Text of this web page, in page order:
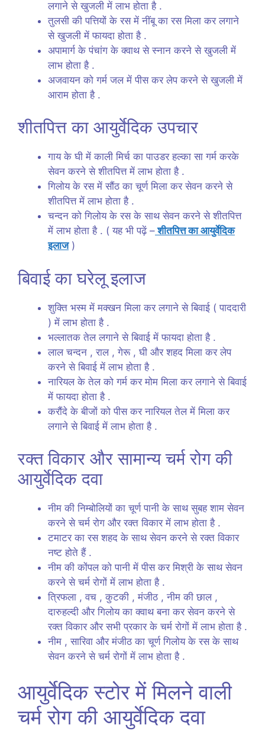
लगाने से खुजली में लाभ होता है .
तुलसी की पत्तियों के रस में नींबू का रस मिला कर लगाने
से खुजली में फायदा होता है .
अपामार्ग के पंचांग के क्वाथ से स्नान करने से खुजली में
लाभ होता है .
अजवायन को गर्म जल में पीस कर लेप करने से खुजली में
आराम होता है .
शीतपित्त का आयुर्वेदिक उपचार
गाय के घी में काली मिर्च का पाउडर हल्का सा गर्म करके
सेवन करने से शीतपित्त में लाभ होता है .
गिलोय के रस में सौंठ का चूर्ण मिला कर सेवन करने से
शीतपित्त में लाभ होता है .
चन्दन को गिलोय के रस के साथ सेवन करने से शीतपित्त
में लाभ होता है . ( यह भी पढ़ें –शीतपित्त का आयुर्वेदिक
इलाज)
बिवाई का घरेलू इलाज
शुक्ति भस्म में मक्खन मिला कर लगाने से बिवाई ( पाददारी
) में लाभ होता है .
भल्लातक तेल लगाने से बिवाई में फायदा होता है .
लाल चन्दन , राल , गेरू , घी और शहद मिला कर लेप
करने से बिवाई में लाभ होता है .
नारियल के तेल को गर्म कर मोम मिला कर लगाने से बिवाई
में फायदा होता है .
करौंदे के बीजों को पीस कर नारियल तेल में मिला कर
लगाने से बिवाई में लाभ होता है .
रक्त विकार और सामान्य चर्म रोग की
आयुर्वेदिक दवा
नीम की निम्बोलियों का चूर्ण पानी के साथ सुबह शाम सेवन
करने से चर्म रोग और रक्त विकार में लाभ होता है .
टमाटर का रस शहद के साथ सेवन करने से रक्त विकार
नष्ट होते हैं .
नीम की कोंपल को पानी में पीस कर मिश्री के साथ सेवन
करने से चर्म रोगों में लाभ होता है .
त्रिफला , वच , कुटकी , मंजीठ , नीम की छाल ,
दारुहल्दी और गिलोय का क्वाथ बना कर सेवन करने से
रक्त विकार और सभी प्रकार के चर्म रोगों में लाभ होता है .
नीम , सारिवा और मंजीठ का चूर्ण गिलोय के रस के साथ
सेवन करने से चर्म रोगों में लाभ होता है .
आयुर्वेदिक स्टोर में मिलने वाली
चर्म रोग की आयुर्वेदिक दवा